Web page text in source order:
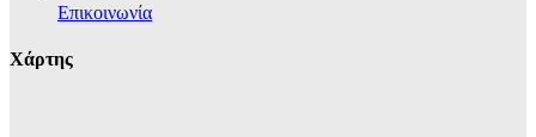
Επικοινωνία
Χάρτης